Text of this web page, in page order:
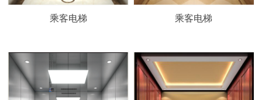
乘客电梯 乘客电梯